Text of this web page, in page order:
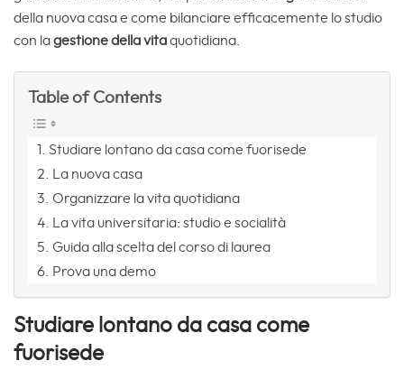
della nuova casa e come bilanciare efficacemente lo studio
con lagestione della vitaquotidiana.
Table of Contents
Studiare lontano da casa come fuorisede
La nuova casa
Organizzare la vita quotidiana
La vita universitaria: studio e socialità
Guida alla scelta del corso di laurea
Prova una demo
Studiare lontano da casa come
fuorisede